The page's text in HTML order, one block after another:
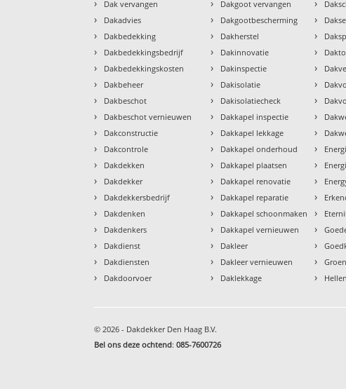
› Dak vervangen
› Dakadvies
› Dakbedekking
› Dakbedekkingsbedrijf
› Dakbedekkingskosten
› Dakbeheer
› Dakbeschot
› Dakbeschot vernieuwen
› Dakconstructie
› Dakcontrole
› Dakdekken
› Dakdekker
› Dakdekkersbedrijf
› Dakdenken
› Dakdenkers
› Dakdienst
› Dakdiensten
› Dakdoorvoer
› Dakgoot vervangen
› Dakgootbescherming
› Dakherstel
› Dakinnovatie
› Dakinspectie
› Dakisolatie
› Dakisolatiecheck
› Dakkapel inspectie
› Dakkapel lekkage
› Dakkapel onderhoud
› Dakkapel plaatsen
› Dakkapel renovatie
› Dakkapel reparatie
› Dakkapel schoonmaken
› Dakkapel vernieuwen
› Dakleer
› Dakleer vernieuwen
› Daklekkage
›
›
›
›
›
›
›
›
›
›
›
›
›
›
›
›
›
›
© 2026 - Dakdekker Den Haag B.V.
Bel ons deze ochtend:085-7600726